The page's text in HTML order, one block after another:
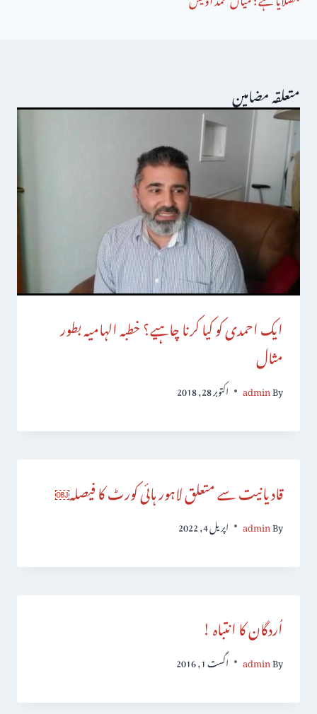
متعلقہ مضامین
ایک احمدی کو کیا کرنا چاہیے؟ خطبہ الہامیہ بطور
مثال
By
admin اکتوبر 28, 2018
قادیانیت سے متعلق لاہور ہائی کورٹ کا فیصلہ￼
By
admin اپریل 4, 2022
اُردگان کا انتباہ !
By
admin اگست 1, 2016